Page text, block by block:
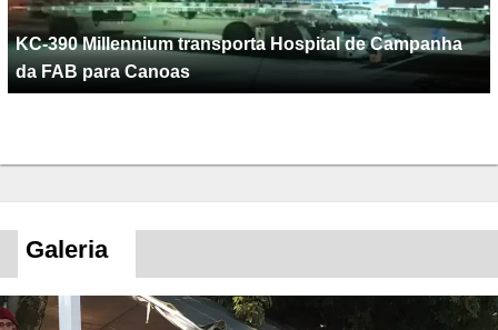
KC-390 Millennium transporta Hospital de Campanha
da FAB para Canoas
Galeria